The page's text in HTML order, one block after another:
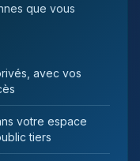
que vous
avec vos
votre espace
tiers